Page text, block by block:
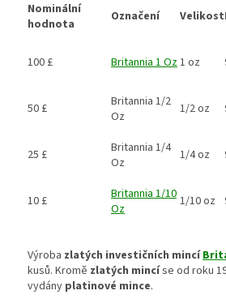
Nominální
hodnota
Označení Velikost
100 £ Britannia 1 Oz1 oz
50 £
Britannia 1/2
Oz
1/2 oz
25 £
Britannia 1/4
Oz
1/4 oz
10 £
Britannia 1/10
Oz
1/10 oz
Výroba zlatých investičních mincí
kusů. Kromě zlatých mincíse od roku
vydány platinové mince.